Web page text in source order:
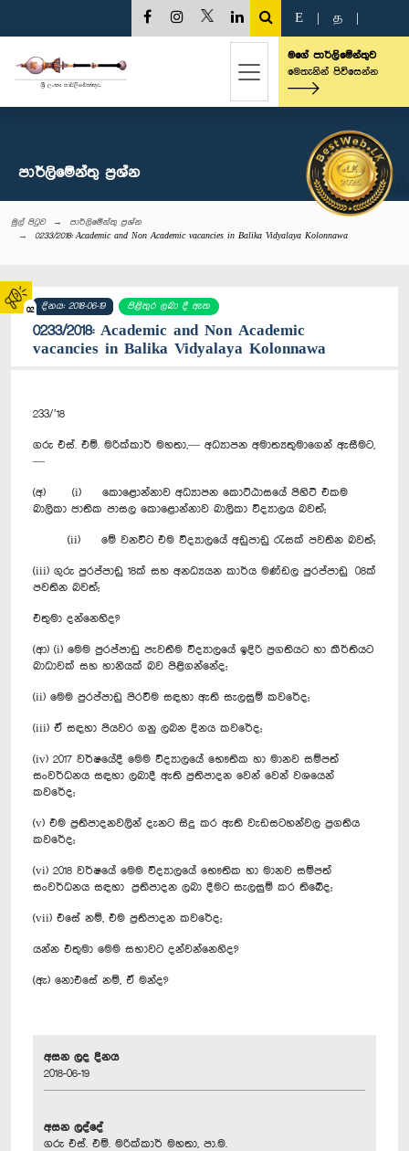
02
E த
මගේ පාර්ලිමේන්තුව
මෙතැනින් පිවිසෙන්න
පාර්ලි‌මේන්තු‌ ප්‍රශ්න
මුල් පිටුව
පාර්ලි‌මේන්තු‌ ප්‍රශ්න
0233/2018: Academic and Non Academic vacancies in Balika Vidyalaya Kolonnawa
දිනය: 2018-06-19 පිළිතුර ලබා දී ඇත
0233/2018: Academic and Non Academic
vacancies in Balika Vidyalaya Kolonnawa
233/’18
ගරු එස්. එම්. මරික්කාර් මහතා,— අධ්‍යාපන අමාත්‍යතුමාගෙන් ඇසීමට,
—
(අ) (i) කොළොන්නාව අධ්‍යාපන කොට්ඨාසයේ පිහිටි එකම
බාලිකා ජාතික පාසල කොළොන්නාව බාලිකා විද්‍යාලය බවත්;
(ii) මේ වනවිට එම විද්‍යාලයේ අඩුපාඩු රැසක් පවතින බවත්;
(iii) ගුරු පුරප්පාඩු 18ක් සහ අනධ්‍යයන කාර්ය මණ්ඩල පුරප්පාඩු 08ක්
පවතින බවත්;
එතුමා දන්නෙහිද?
(ආ) (i) මෙම පුරප්පාඩු පැවතීම විද්‍යාලයේ ඉදිරි ප්‍රගතියට හා කීර්තියට
බාධාවක් සහ හානියක් බව පිළිගන්නේද;
(ii) මෙම පුරප්පාඩු පිරවීම සඳහා ඇති සැලසුම් කවරේද;
(iii) ඒ සඳහා පියවර ගනු ලබන දිනය කවරේද;
(iv) 2017 වර්ෂයේදී මෙම විද්‍යාලයේ භෞතික හා මානව සම්පත්
සංවර්ධනය සඳහා ලබාදී ඇති ප්‍රතිපාදන වෙන් වෙන් වශයෙන්
කවරේද;
(v) එම ප්‍රතිපාදනවලින් දැනට සිදු කර ඇති වැඩසටහන්වල ප්‍රගතිය
කවරේද;
(vi) 2018 වර්ෂයේ මෙම විද්‍යාලයේ භෞතික හා මානව සම්පත්
සංවර්ධනය සඳහා ප්‍රතිපාදන ලබා දීමට සැලසුම් කර තිබේද;
(vii) එසේ නම්, එම ප්‍රතිපාදන කවරේද;
යන්න එතුමා මෙම සභාවට දන්වන්නෙහිද?
(ඇ) නොඑසේ නම්, ඒ මන්ද?
අසන ලද දිනය
2018-06-19
අසන ලද්දේ
ගරු එස්. එම්. මරික්කාර් මහතා, පා.ම.